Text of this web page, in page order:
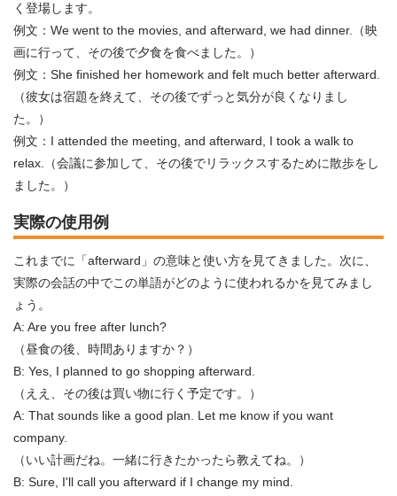
く登場します。
例文：We went to the movies, and afterward, we had dinner.（映
画に行って、その後で夕食を食べました。）
例文：She finished her homework and felt much better afterward.
（彼女は宿題を終えて、その後でずっと気分が良くなりまし
た。）
例文：I attended the meeting, and afterward, I took a walk to
relax.（会議に参加して、その後でリラックスするために散歩をし
ました。）
実際の使用例
これまでに「afterward」の意味と使い方を見てきました。次に、
実際の会話の中でこの単語がどのように使われるかを見てみまし
ょう。
A: Are you free after lunch?
（昼食の後、時間ありますか？）
B: Yes, I planned to go shopping afterward.
（ええ、その後は買い物に行く予定です。）
A: That sounds like a good plan. Let me know if you want
company.
（いい計画だね。一緒に行きたかったら教えてね。）
B: Sure, I'll call you afterward if I change my mind.